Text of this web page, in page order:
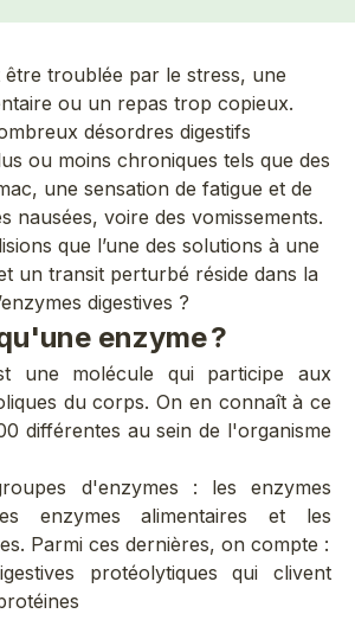
être troublée par le stress, une
ou un repas trop copieux.
désordres digestifs
ou moins chroniques tels que des
une sensation de fatigue et de
nausées, voire des vomissements.
que l’une des solutions à une
un transit perturbé réside dans la
digestives ?
enzyme ?
une molécule qui participe aux
du corps. On en connaît à ce
différentes au sein de l'organisme
d'enzymes : les enzymes
enzymes alimentaires et les
Parmi ces dernières, on compte :
protéolytiques qui clivent